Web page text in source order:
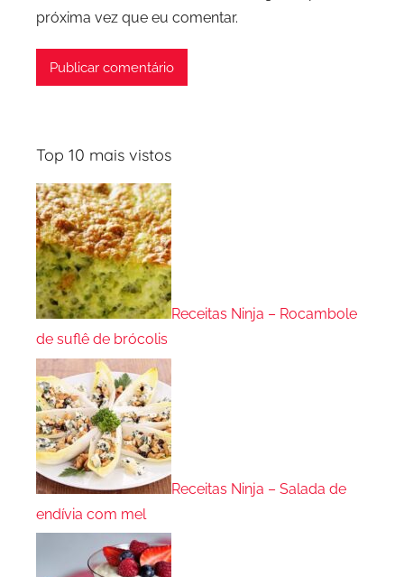
próxima vez que eu comentar.
Top 10 mais vistos
Receitas Ninja – Rocambole
de suflê de brócolis
Receitas Ninja – Salada de
endívia com mel